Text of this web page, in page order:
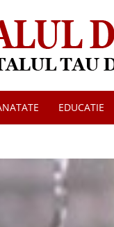
Jurnalul
EDUCATIE